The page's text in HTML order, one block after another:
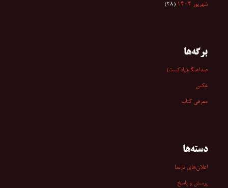
شهریور ۱۴۰۴ (۲۸)
برگه‌ها
صداهنگ(پادکست)
عکس
معرفی کتاب
دسته‌ها
اعلان‌های تارنما
پرسش و پاسخ